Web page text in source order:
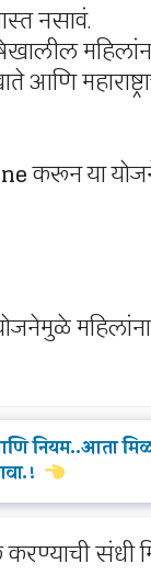
नसावं.
करून या
नियम..आता
संधी